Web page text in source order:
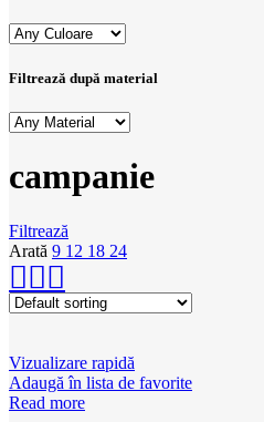
Filtrează după material
campanie
Filtrează
Arată 9 12 18 24
Vizualizare rapidă
Adaugă în lista de favorite
Read more